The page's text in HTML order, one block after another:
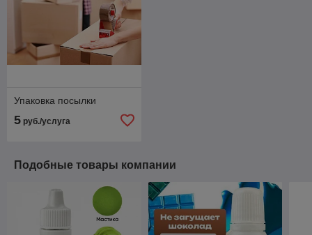
Упаковка посылки
5 руб./услуга
Подобные товары компании